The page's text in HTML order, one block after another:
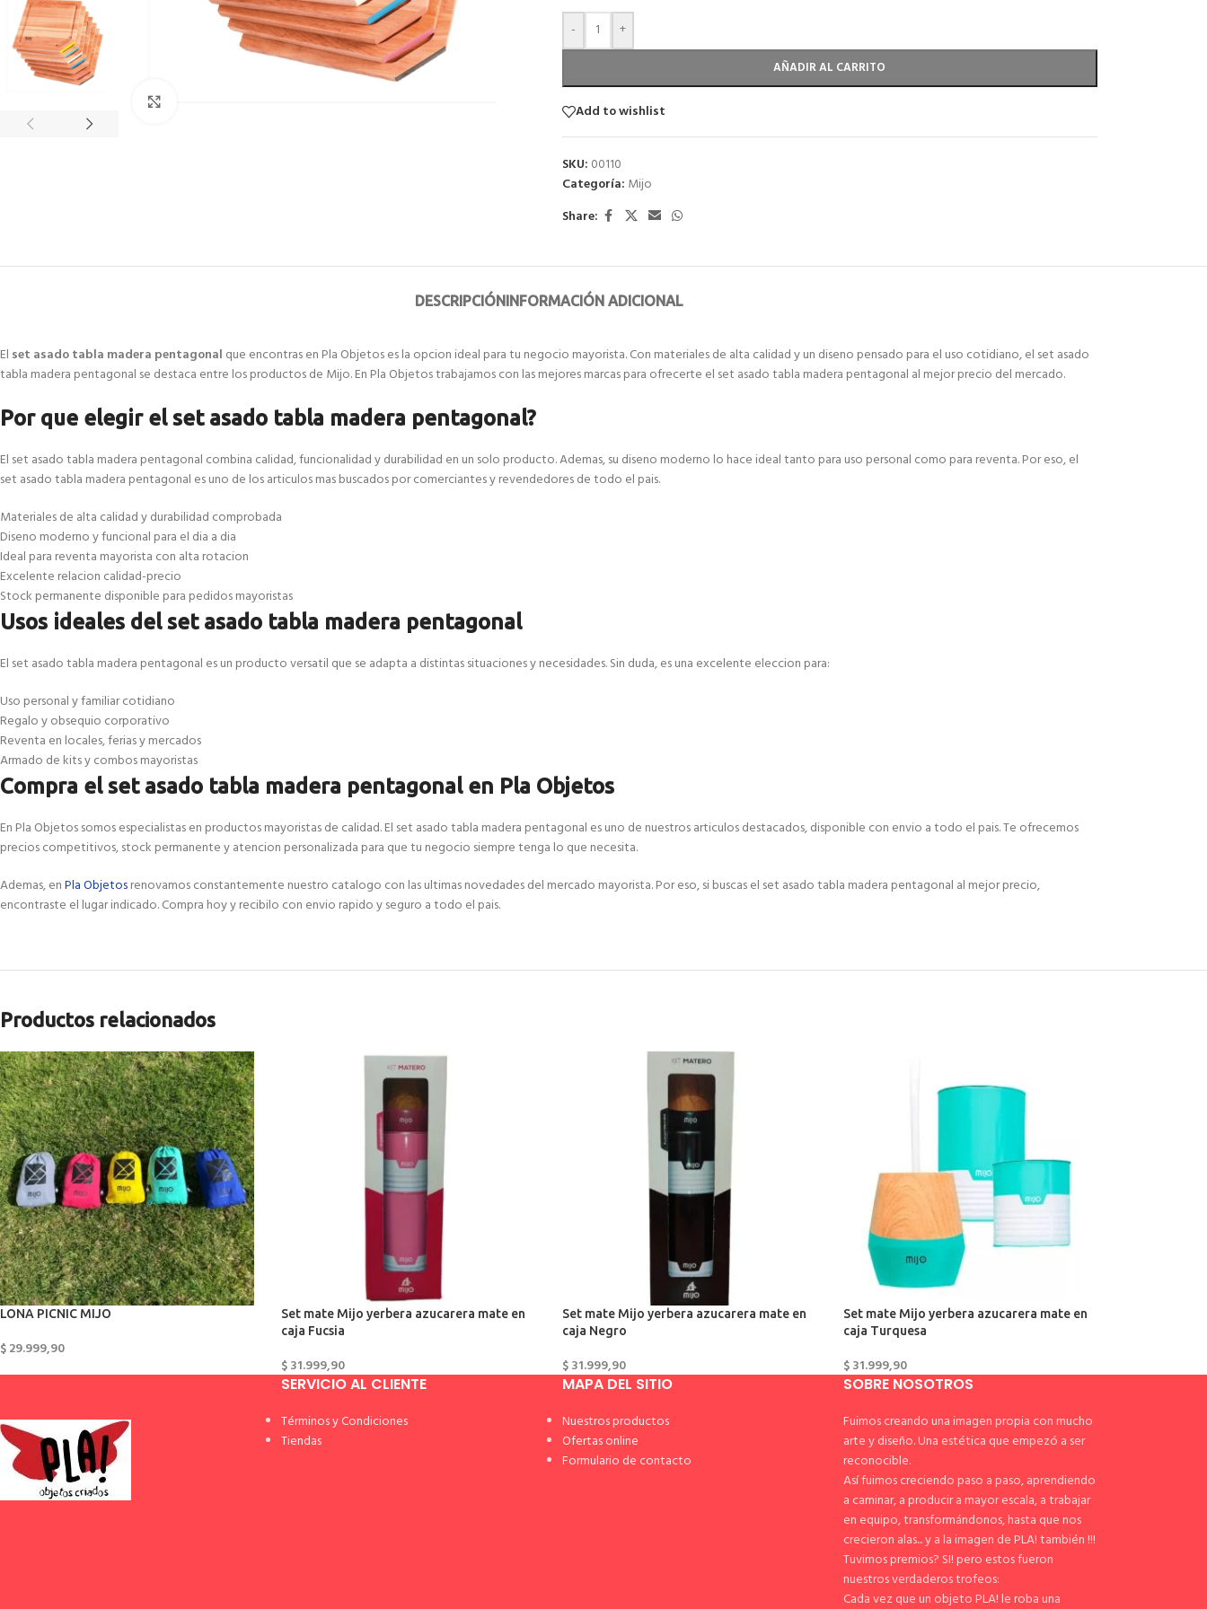
- +
AÑADIR AL CARRITO
Add to wishlist
SKU: 00110
Categoría: Mijo
Share:
DESCRIPCIÓNINFORMACIÓN ADICIONAL
El set asado tabla madera pentagonal que encontras en Pla Objetos es la opcion ideal para tu negocio mayorista. Con materiales de alta calidad y un diseno pensado para el uso cotidiano, el set asado
tabla madera pentagonal se destaca entre los productos de Mijo. En Pla Objetos trabajamos con las mejores marcas para ofrecerte el set asado tabla madera pentagonal al mejor precio del mercado.
Por que elegir el set asado tabla madera pentagonal?
El set asado tabla madera pentagonal combina calidad, funcionalidad y durabilidad en un solo producto. Ademas, su diseno moderno lo hace ideal tanto para uso personal como para reventa. Por eso, el
set asado tabla madera pentagonal es uno de los articulos mas buscados por comerciantes y revendedores de todo el pais.
Materiales de alta calidad y durabilidad comprobada
Diseno moderno y funcional para el dia a dia
Ideal para reventa mayorista con alta rotacion
Excelente relacion calidad-precio
Stock permanente disponible para pedidos mayoristas
Usos ideales del set asado tabla madera pentagonal
El set asado tabla madera pentagonal es un producto versatil que se adapta a distintas situaciones y necesidades. Sin duda, es una excelente eleccion para:
Uso personal y familiar cotidiano
Regalo y obsequio corporativo
Reventa en locales, ferias y mercados
Armado de kits y combos mayoristas
Compra el set asado tabla madera pentagonal en Pla Objetos
En Pla Objetos somos especialistas en productos mayoristas de calidad. El set asado tabla madera pentagonal es uno de nuestros articulos destacados, disponible con envio a todo el pais. Te ofrecemos
precios competitivos, stock permanente y atencion personalizada para que tu negocio siempre tenga lo que necesita.
Ademas, enPla Objetosrenovamos constantemente nuestro catalogo con las ultimas novedades del mercado mayorista. Por eso, si buscas el set asado tabla madera pentagonal al mejor precio,
encontraste el lugar indicado. Compra hoy y recibilo con envio rapido y seguro a todo el pais.
Productos relacionados
LONA PICNIC MIJO
$29.999,90
Set mate Mijo yerbera azucarera mate en
caja Fucsia
$31.999,90
Set mate Mijo yerbera azucarera mate en
caja Negro
$31.999,90
Set mate Mijo yerbera azucarera mate en
caja Turquesa
$31.999,90
SERVICIO AL CLIENTE
Términos y Condiciones
Tiendas
MAPA DEL SITIO
Nuestros productos
Ofertas online
Formulario de contacto
SOBRE NOSOTROS
Fuimos creando una imagen propia con mucho
arte y diseño. Una estética que empezó a ser
reconocible.
Así fuimos creciendo paso a paso, aprendiendo
a caminar, a producir a mayor escala, a trabajar
en equipo, transformándonos, hasta que nos
crecieron alas... y a la imagen de PLA! también !!!
Tuvimos premios? SI! pero estos fueron
nuestros verdaderos trofeos:
Cada vez que un objeto PLA! le roba una